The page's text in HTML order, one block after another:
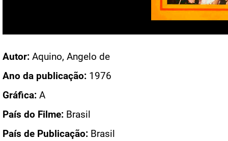
Autor: Aquino, Angelo de
Ano da publicação: 1976
Gráfica: A
País do Filme: Brasil
País de Publicação: Brasil